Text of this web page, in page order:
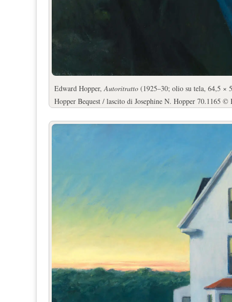
Edward Hopper, Autoritratto (1925–30; olio su tela, 64,5 ×
Hopper Bequest / lascito di Josephine N. Hopper 70.1165